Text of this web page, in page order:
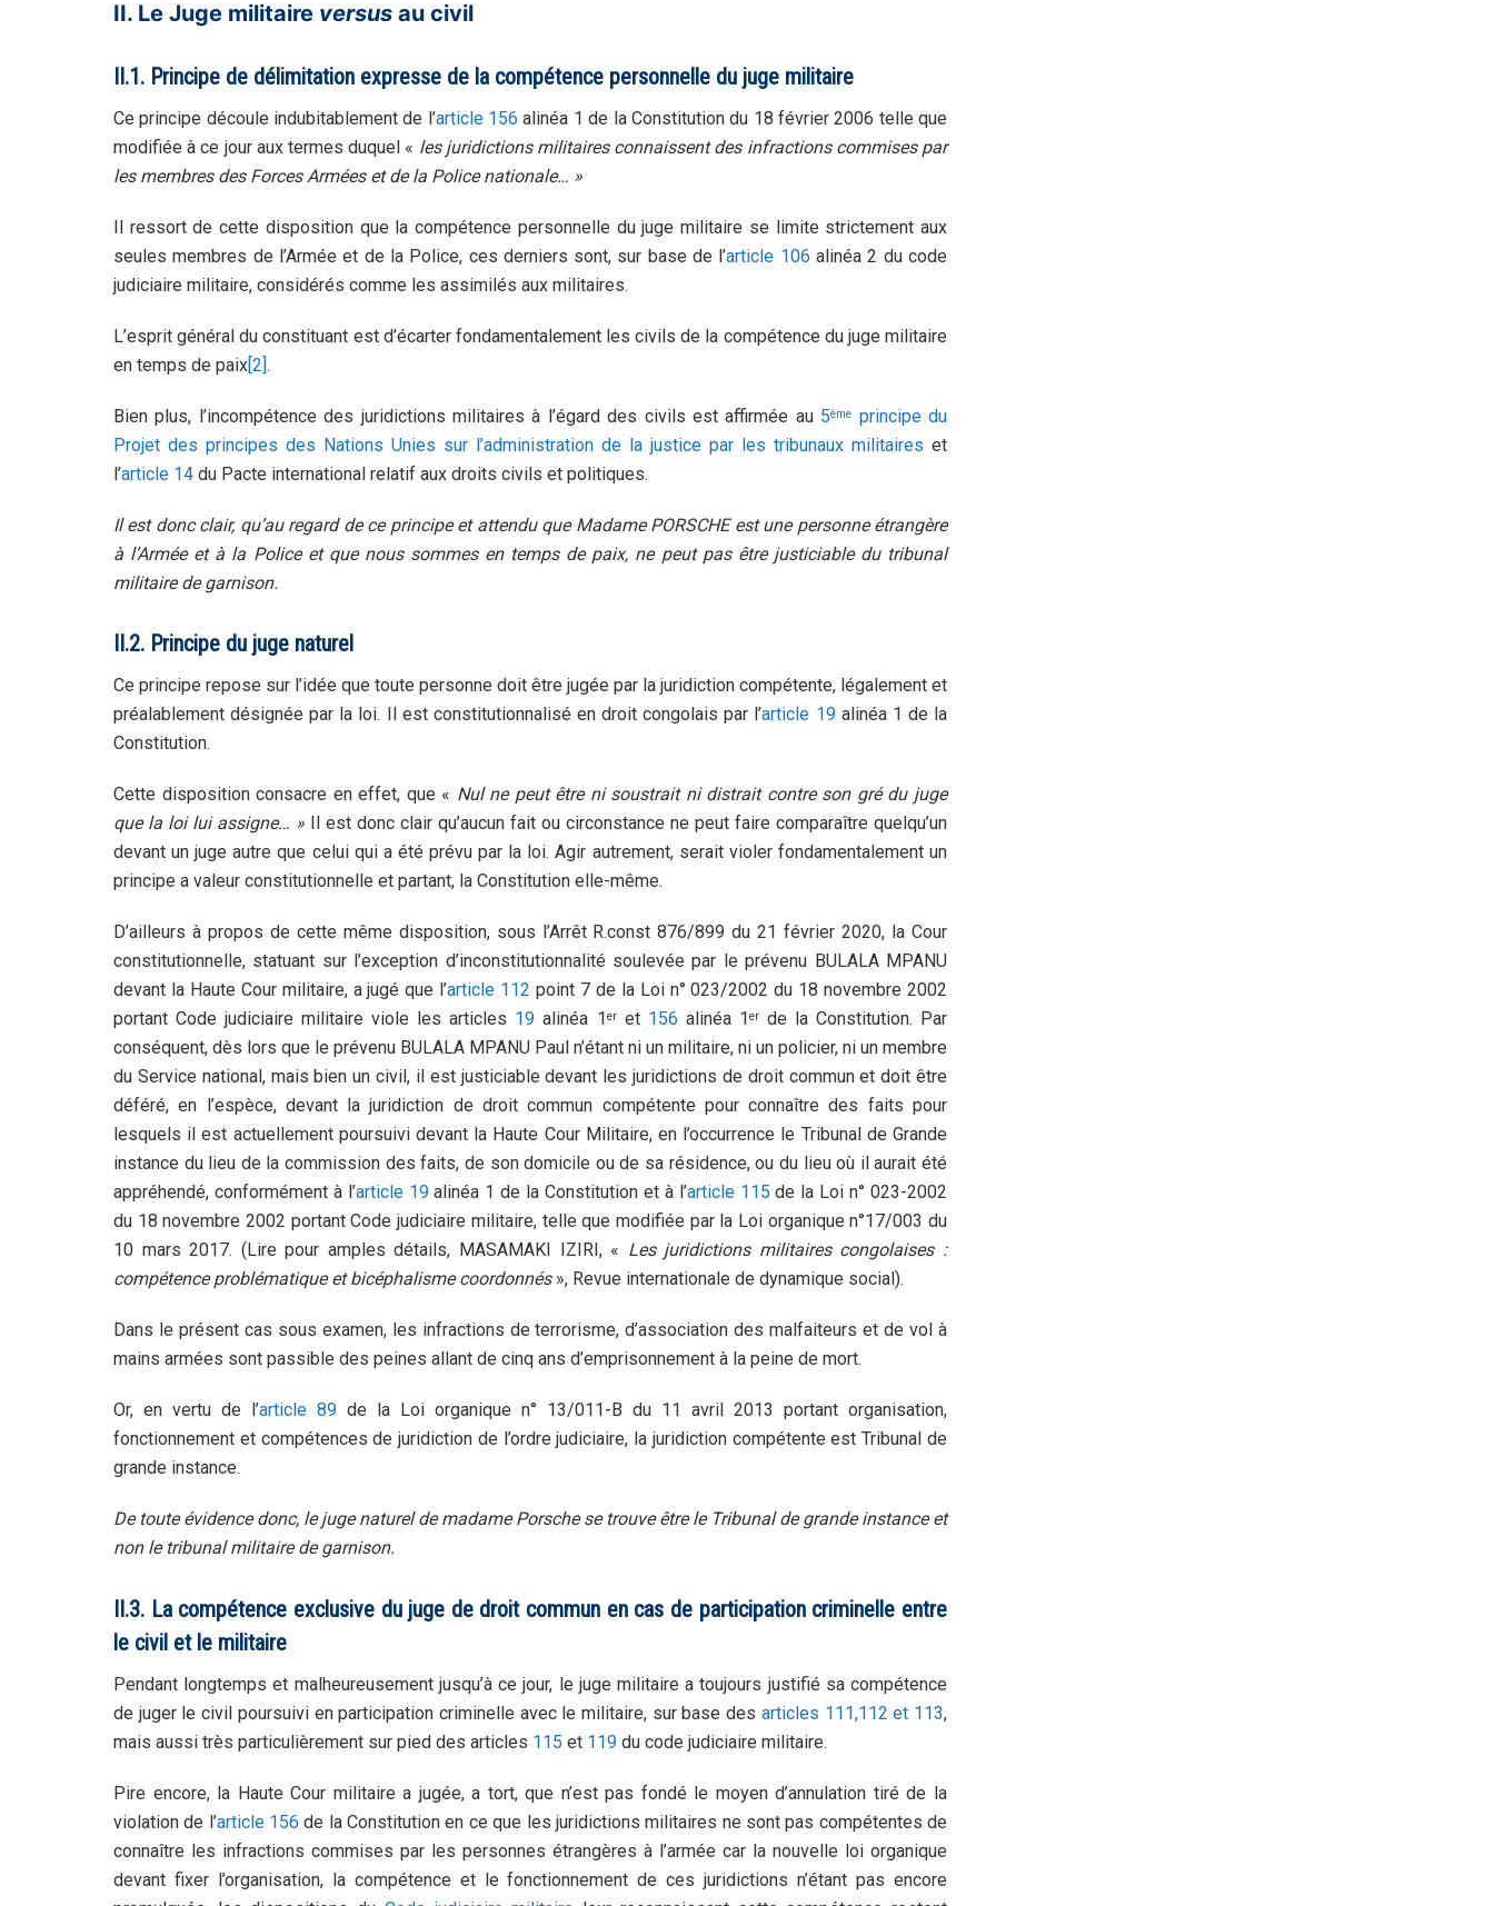
II. Le Juge militaire versus au civil
II.1. Principe de délimitation expresse de la compétence personnelle du juge militaire
Ce principe découle indubitablement de l’article 156 alinéa 1 de la Constitution du 18 février 2006 telle que
modifiée à ce jour aux termes duquel « les juridictions militaires connaissent des infractions commises par
les membres des Forces Armées et de la Police nationale… »
Il ressort de cette disposition que la compétence personnelle du juge militaire se limite strictement aux
seules membres de l’Armée et de la Police, ces derniers sont, sur base de l’article 106 alinéa 2 du code
judiciaire militaire, considérés comme les assimilés aux militaires.
L’esprit général du constituant est d’écarter fondamentalement les civils de la compétence du juge militaire
en temps de paix[2].
Bien plus, l’incompétence des juridictions militaires à l’égard des civils est affirmée au 5ème
principe du
Projet des principes des Nations Unies sur l’administration de la justice par les tribunaux militaires et
l’article 14 du Pacte international relatif aux droits civils et politiques.
Il est donc clair, qu’au regard de ce principe et attendu que Madame PORSCHE est une personne étrangère
à l’Armée et à la Police et que nous sommes en temps de paix, ne peut pas être justiciable du tribunal
militaire de garnison.
II.2. Principe du juge naturel
Ce principe repose sur l’idée que toute personne doit être jugée par la juridiction compétente, légalement et
préalablement désignée par la loi. Il est constitutionnalisé en droit congolais par l’article 19alinéa 1 de la
Constitution.
Cette disposition consacre en effet, que « Nul ne peut être ni soustrait ni distrait contre son gré du juge
que la loi lui assigne… »
Il est donc clair qu’aucun fait ou circonstance ne peut faire comparaître quelqu’un
devant un juge autre que celui qui a été prévu par la loi. Agir autrement, serait violer fondamentalement un
principe a valeur constitutionnelle et partant, la Constitution elle-même.
D’ailleurs à propos de cette même disposition, sous l’Arrêt R.const 876/899 du 21 février 2020, la Cour
constitutionnelle, statuant sur l’exception d’inconstitutionnalité soulevée par le prévenu BULALA MPANU
devant la Haute Cour militaire, a jugé que l’article 112 point 7 de la Loi n° 023/2002 du 18 novembre 2002
portant Code judiciaire militaire viole les articles 19 alinéa 1 eret 156 alinéa 1 erde la Constitution. Par
conséquent, dès lors que le prévenu BULALA MPANU Paul n’étant ni un militaire, ni un policier, ni un membre
du Service national, mais bien un civil, il est justiciable devant les juridictions de droit commun et doit être
déféré, en l’espèce, devant la juridiction de droit commun compétente pour connaître des faits pour
lesquels il est actuellement poursuivi devant la Haute Cour Militaire, en l’occurrence le Tribunal de Grande
instance du lieu de la commission des faits, de son domicile ou de sa résidence, ou du lieu où il aurait été
appréhendé, conformément à l’article 19alinéa 1 de la Constitution et à l’article 115 de la Loi n° 023-2002
du 18 novembre 2002 portant Code judiciaire militaire, telle que modifiée par la Loi organique n°17/003 du
10 mars 2017. (Lire pour amples détails, MASAMAKI IZIRI, « Les juridictions militaires congolaises :
compétence problématique et bicéphalisme coordonnés», Revue internationale de dynamique social).
Dans le présent cas sous examen, les infractions de terrorisme, d’association des malfaiteurs et de vol à
mains armées sont passible des peines allant de cinq ans d’emprisonnement à la peine de mort.
Or, en vertu de l’article 89 de la Loi organique n° 13/011-B du 11 avril 2013 portant organisation,
fonctionnement et compétences de juridiction de l’ordre judiciaire, la juridiction compétente est Tribunal de
grande instance.
De toute évidence donc, le juge naturel de madame Porsche se trouve être le Tribunal de grande instance et
non le tribunal militaire de garnison.
II.3. La compétence exclusive du juge de droit commun en cas de participation criminelle entre
le civil et le militaire
Pendant longtemps et malheureusement jusqu’à ce jour, le juge militaire a toujours justifié sa compétence
de juger le civil poursuivi en participation criminelle avec le militaire, sur base des articles 111,112 et 113,
mais aussi très particulièrement sur pied des articles 115 et 119 du code judiciaire militaire.
Pire encore, la Haute Cour militaire a jugée, a tort, que n’est pas fondé le moyen d’annulation tiré de la
violation de l’article 156 de la Constitution en ce que les juridictions militaires ne sont pas compétentes de
connaître les infractions commises par les personnes étrangères à l’armée car la nouvelle loi organique
devant fixer l’organisation, la compétence et le fonctionnement de ces juridictions n’étant pas encore